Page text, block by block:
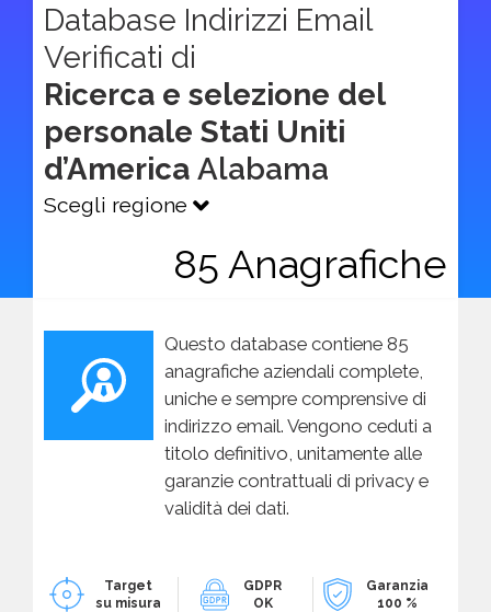
Database Indirizzi Email
Verificati di
Ricerca e selezione del
personale Stati Uniti
d’America Alabama
Scegli regione
85 Anagrafiche
Questo database contiene 85
anagrafiche aziendali complete,
uniche e sempre comprensive di
indirizzo email. Vengono ceduti a
titolo definitivo, unitamente alle
garanzie contrattuali di privacy e
validità dei dati.
Target
su misura
GDPR
OK
Garanzia
100 %